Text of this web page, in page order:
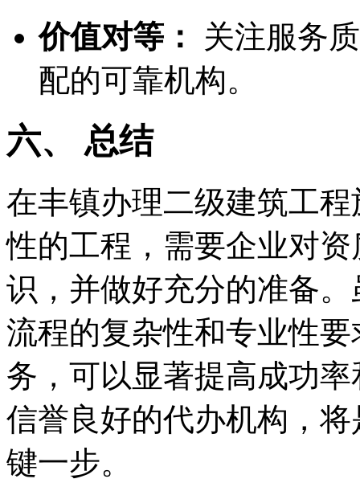
价值对等：
关注服务
配的可靠机构。
六、 总结
在丰镇办理二级建筑工
性的工程，需要企业对
识，并做好充分的准备
流程的复杂性和专业性
务，可以显著提高成功
信誉良好的代办机构，
键一步。